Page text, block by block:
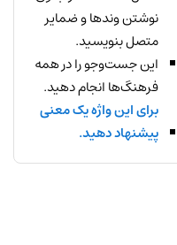
نوشتن وندها و ضمایر
متصل بنویسید.
این جست‌وجو را در همه
فرهنگ‌ها انجام دهید.
برای این واژه یک معنی
پیشنهاد دهید.